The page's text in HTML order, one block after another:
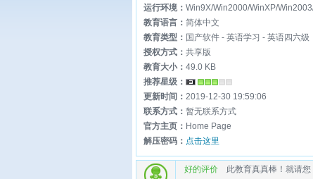
运行环境： Win9X/Win2000/WinXP/
教育语言： 简体中文
教育类型： 国产软件 - 英语学习 - 英语四六级
授权方式： 共享版
教育大小： 49.0 KB
推荐星级：
更新时间： 2019-12-30 19:59:06
联系方式： 暂无联系方式
官方主页： Home Page
解压密码： 点击这里
好的评价 此教育真真棒！就请您